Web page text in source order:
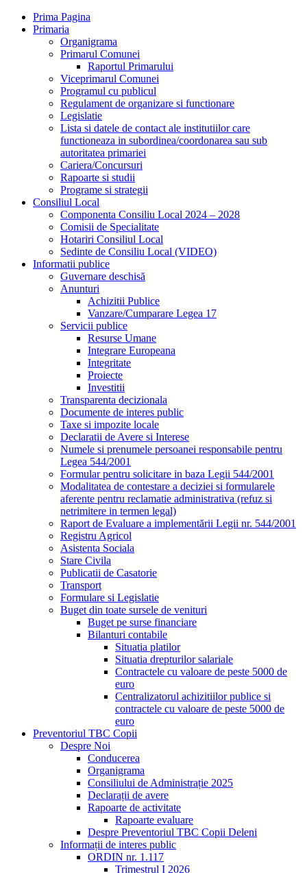
Prima Pagina
Primaria
Organigrama
Primarul Comunei
Raportul Primarului
Viceprimarul Comunei
Programul cu publicul
Regulament de organizare si functionare
Legislatie
Lista si datele de contact ale institutiilor care
functioneaza in subordinea/coordonarea sau sub
autoritatea primariei
Cariera/Concursuri
Rapoarte si studii
Programe si strategii
Consiliul Local
Componenta Consiliu Local 2024 – 2028
Comisii de Specialitate
Hotariri Consiliul Local
Sedinte de Consiliu Local (VIDEO)
Informatii publice
Guvernare deschisă
Anunturi
Achizitii Publice
Vanzare/Cumparare Legea 17
Servicii publice
Resurse Umane
Integrare Europeana
Integritate
Proiecte
Investitii
Transparenta decizionala
Documente de interes public
Taxe si impozite locale
Declaratii de Avere si Interese
Numele si prenumele persoanei responsabile pentru
Legea 544/2001
Formular pentru solicitare in baza Legii 544/2001
Modalitatea de contestare a deciziei si formularele
aferente pentru reclamatie administrativa (refuz si
netrimitere in termen legal)
Raport de Evaluare a implementării Legii nr. 544/2001
Registru Agricol
Asistenta Sociala
Stare Civila
Publicatii de Casatorie
Transport
Formulare si Legislatie
Buget din toate sursele de venituri
Buget pe surse financiare
Bilanturi contabile
Situatia platilor
Situatia drepturilor salariale
Contractele cu valoare de peste 5000 de
euro
Centralizatorul achizitiilor publice si
contractele cu valoare de peste 5000 de
euro
Preventoriul TBC Copii
Despre Noi
Conducerea
Organigrama
Consiliului de Administrație 2025
Declarații de avere
Rapoarte de activitate
Rapoarte evaluare
Despre Preventoriul TBC Copii Deleni
Informații de interes public
ORDIN nr. 1.117
Trimestrul I 2026